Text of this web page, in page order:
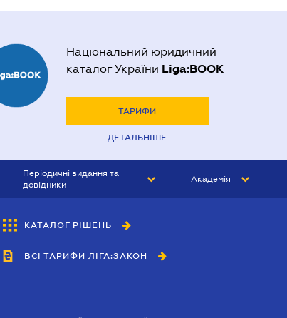
Національний юридичний
каталог України Liga:BOOK
ТАРИФИ
ДЕТАЛЬНІШЕ
Періодичні видання та
довідники
БУХГАЛТЕР&ЗАКОН
ВІСНИК МСФЗ
Академія
КАТАЛОГ РІШЕНЬ
ВСІ ТАРИФИ ЛІГА:ЗАКОН